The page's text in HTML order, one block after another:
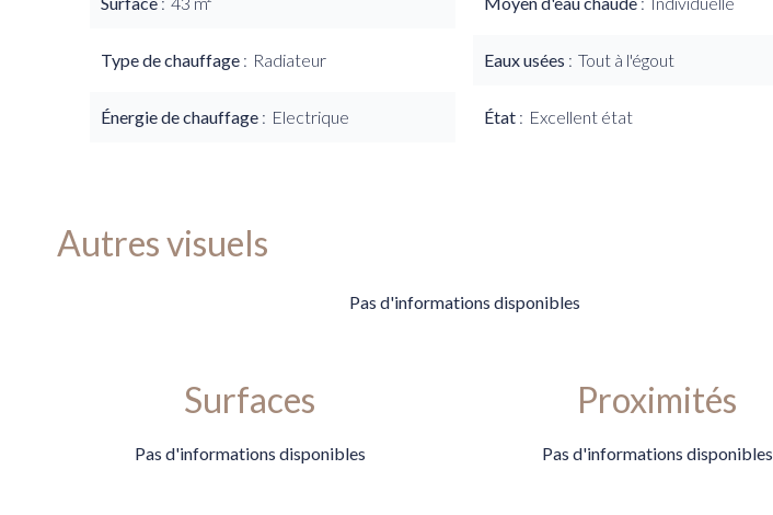
Type de chauffage Radiateur
Énergie de chauffage Electrique
Eaux usées Tout à l'égout
État Excellent état
Autres visuels
Pas d'informations disponibles
Surfaces
Pas d'informations disponibles
Proximités
Pas d'informations disponibles